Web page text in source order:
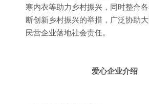
寒内衣等助力乡村振兴，同时整合
断创新乡村振兴的举措，广泛协助
民营企业落地社会责任。
爱心企业介绍